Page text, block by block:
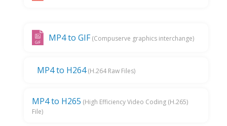
MP4 to GIF (Compuserve graphics interchange)
MP4 to H264(H.264 Raw Files)
MP4 to H265 (High Efficiency Video Coding (H.265)
File)